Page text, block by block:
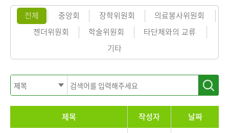
전체 중앙회 장학위원회
의료봉사위원회
젠더위원회
학술위원회
타단체와의 교류
기타
제목 작성자 날짜